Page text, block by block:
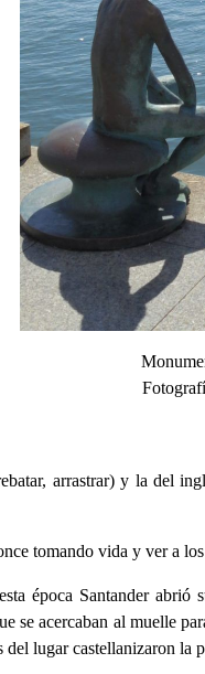
arrastrar) y la del
tomando vida y ver a
época Santander
se acercaban al muelle
lugar castellanizaron la